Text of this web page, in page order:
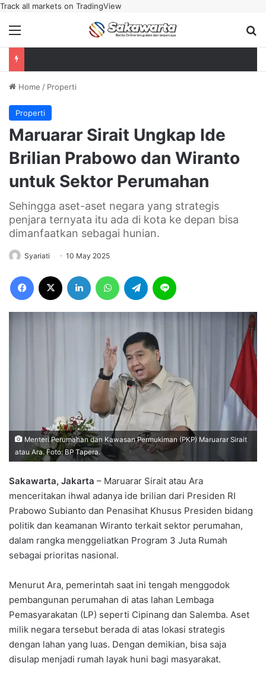
Track all markets on TradingView
Menu
Home / Properti
Properti
Maruarar Sirait Ungkap Ide
Brilian Prabowo dan Wiranto
untuk Sektor Perumahan
Sehingga aset-aset negara yang strategis
penjara ternyata itu ada di kota ke depan bisa
dimanfaatkan sebagai hunian.
Syariati 10 May 2025
Facebook LinkedIn WhatsAppTelegram
Menteri Perumahan dan Kawasan Permukiman (PKP) Maruarar Sirait
atau Ara. Foto: BP Tapera.
Sakawarta, Jakarta – Maruarar Sirait atau Ara
menceritakan ihwal adanya ide brilian dari Presiden RI
Prabowo Subianto dan Penasihat Khusus Presiden bidang
politik dan keamanan Wiranto terkait sektor perumahan,
dalam rangka menggeliatkan Program 3 Juta Rumah
sebagai prioritas nasional.
Menurut Ara, pemerintah saat ini tengah menggodok
pembangunan perumahan di atas lahan Lembaga
Pemasyarakatan (LP) seperti Cipinang dan Salemba. Aset
milik negara tersebut berada di atas lokasi strategis
dengan lahan yang luas. Dengan demikian, bisa saja
disulap menjadi rumah layak huni bagi masyarakat.